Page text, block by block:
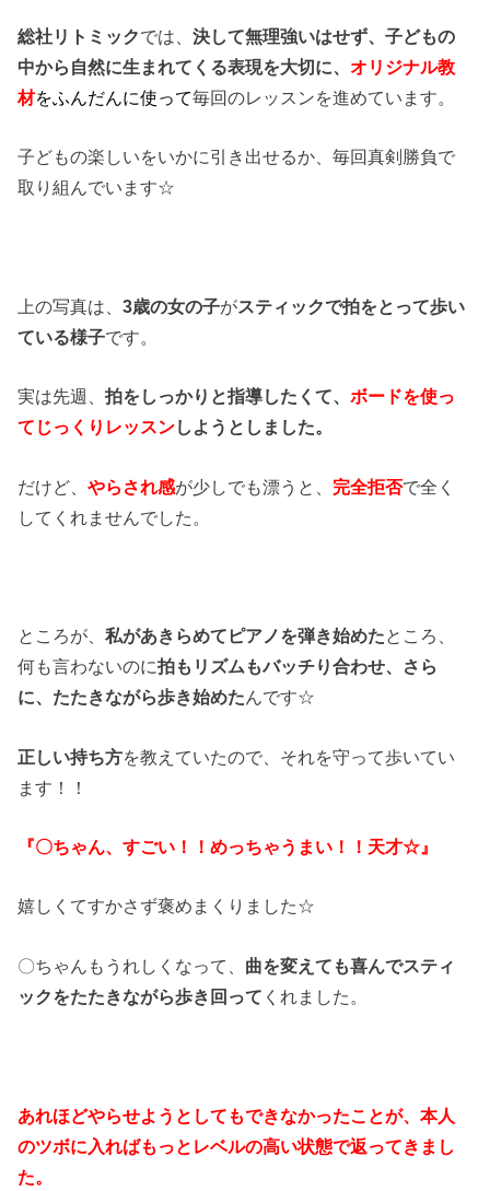
総社リトミックでは、決して無理強いはせず、子どもの
中から自然に生まれてくる表現を大切に、オリジナル教
材をふんだんに使って毎回のレッスンを進めています。
子どもの楽しいをいかに引き出せるか、毎回真剣勝負で
取り組んでいます☆
上の写真は、3歳の女の子がスティックで拍をとって歩い
ている様子です。
実は先週、拍をしっかりと指導したくて、ボードを使っ
てじっくりレッスンしようとしました。
だけど、やらされ感が少しでも漂うと、 完全拒否で全く
してくれませんでした。
ところが、私があきらめてピアノを弾き始めたところ、
何も言わないのに拍もリズムもバッチり合わせ、さら
に、たたきながら歩き始めたんです☆
正しい持ち方を教えていたので、それを守って歩いてい
ます！！
『〇ちゃん、すごい！！めっちゃうまい！！天才☆』
嬉しくてすかさず褒めまくりました☆
〇ちゃんもうれしくなって、 曲を変えても喜んでスティ
ックをたたきながら歩き回って くれました。
あれほどやらせようとしてもできなかったことが、本人
のツボに入ればもっとレベルの高い状態で返ってきまし
た。